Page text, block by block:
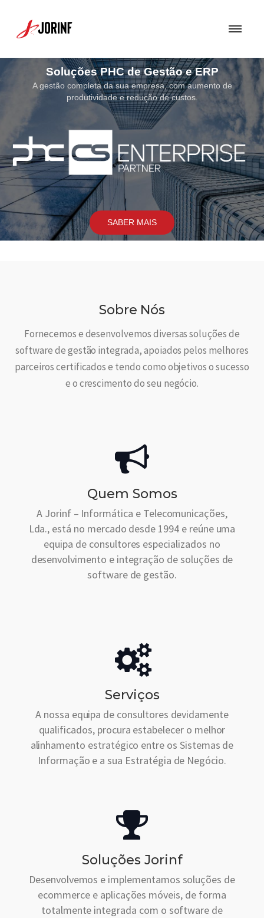
Soluções de Segurança
Uma Solução de Segurança bem concebida torna-se fundamental para
assegurar a proteção dos sistemas e soluções por nós implementados.
SABER MAIS
Sobre Nós
Fornecemos e desenvolvemos diversas soluções de
software de gestão integrada, apoiados pelos melhores
parceiros certificados e tendo como objetivos o sucesso
e o crescimento do seu negócio.
Quem Somos
A Jorinf – Informática e Telecomunicações,
Lda., está no mercado desde 1994 e reúne uma
equipa de consultores especializados no
desenvolvimento e integração de soluções de
software de gestão.
Serviços
A nossa equipa de consultores devidamente
qualificados, procura estabelecer o melhor
alinhamento estratégico entre os Sistemas de
Informação e a sua Estratégia de Negócio.
Soluções Jorinf
Desenvolvemos e implementamos soluções de
ecommerce e aplicações móveis, de forma
totalmente integrada com o software de